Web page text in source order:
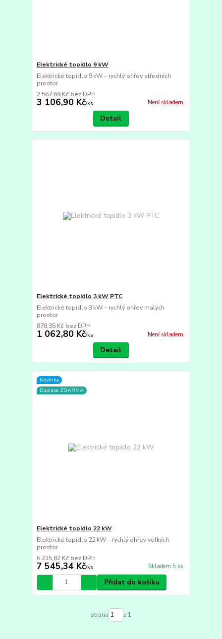
Elektrické topidlo 9 kW
Elektrické topidlo 9 kW – rychlý ohřev středních
prostor
3 106,90 Kč/ks
2 567,69 Kč bez DPH
Není skladem
Detail
Elektrické topidlo 3 kW PTC
Elektrické topidlo 3 kW – rychlý ohřev malých
prostor
1 062,80 Kč/ks
878,35 Kč bez DPH
Není skladem
Detail
Novinka
Doprava ZDARMA
Elektrické topidlo 22 kW
Elektrické topidlo 22 kW – rychlý ohřev velkých
prostor
7 545,34 Kč/ks
6 235,82 Kč bez DPH
Skladem 5 ks
Přidat do košíku
strana z 1